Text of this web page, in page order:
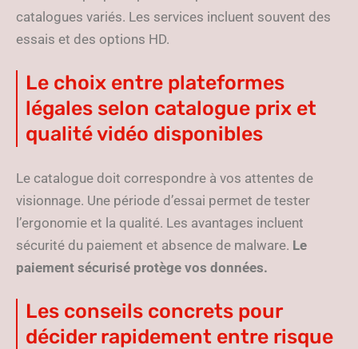
catalogues variés. Les services incluent souvent des
essais et des options HD.
Le choix entre plateformes
légales selon catalogue prix et
qualité vidéo disponibles
Le catalogue doit correspondre à vos attentes de
visionnage. Une période d’essai permet de tester
l’ergonomie et la qualité. Les avantages incluent
sécurité du paiement et absence de malware. Le
paiement sécurisé protège vos données.
Les conseils concrets pour
décider rapidement entre risque